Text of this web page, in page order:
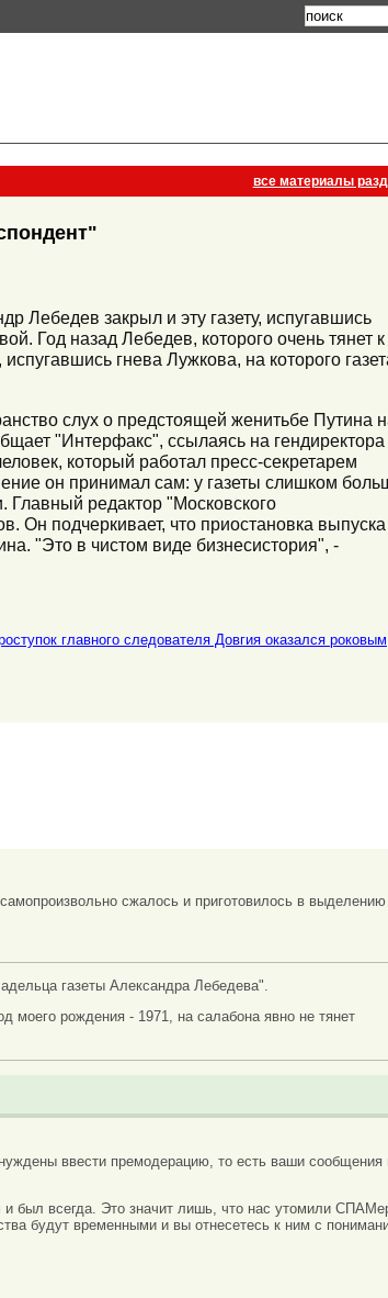
все материалы
Лебедев закрыл и эту газету, испугавшись
Год назад Лебедев, которого очень тянет к
гнева Лужкова, на которого
слух о предстоящей женитьбе Путина
"Интерфакс", ссылаясь на гендиректора
который работал пресс-секретарем
он принимал сам: у газеты слишком
Главный редактор "Московского
Он подчеркивает, что приостановка выпуска
"Это в чистом виде бизнесистория", -
главного следователя Довгия оказался роковым
сжалось и приготовилось в выделению
газеты Александра Лебедева".
моего рождения - 1971, на салабона явно не тянет
ввести премодерацию, то есть ваши сообщения
и был всегда. Это значит лишь, что нас утомили
будут временными и вы отнесетесь к ним с